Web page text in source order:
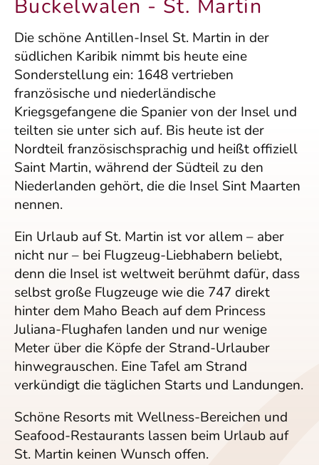
AKTUELLES
IMPRESSIONEN
KONTAKT
Buckelwalen - St. Martin
Die schöne Antillen-Insel St. Martin in der
südlichen Karibik nimmt bis heute eine
Sonderstellung ein: 1648 vertrieben
französische und niederländische
Kriegsgefangene die Spanier von der Insel und
teilten sie unter sich auf. Bis heute ist der
Nordteil französischsprachig und heißt offiziell
Saint Martin, während der Südteil zu den
Niederlanden gehört, die die Insel Sint Maarten
nennen.
Ein Urlaub auf St. Martin ist vor allem – aber
nicht nur – bei Flugzeug-Liebhabern beliebt,
denn die Insel ist weltweit berühmt dafür, dass
selbst große Flugzeuge wie die 747 direkt
hinter dem Maho Beach auf dem Princess
Juliana-Flughafen landen und nur wenige
Meter über die Köpfe der Strand-Urlauber
hinwegrauschen. Eine Tafel am Strand
verkündigt die täglichen Starts und Landungen.
Schöne Resorts mit Wellness-Bereichen und
Seafood-Restaurants lassen beim Urlaub auf
St. Martin keinen Wunsch offen.